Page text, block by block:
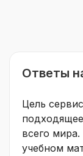
Ответы
Цель
всего
учебном